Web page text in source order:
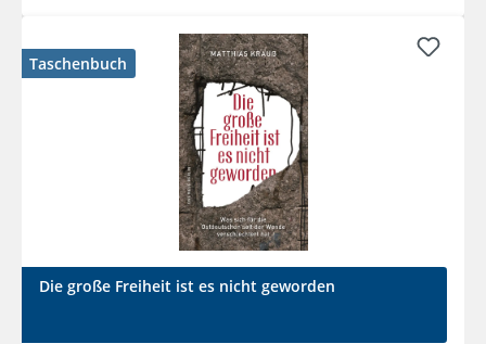
Taschenbuch
Die große Freiheit ist es nicht geworden